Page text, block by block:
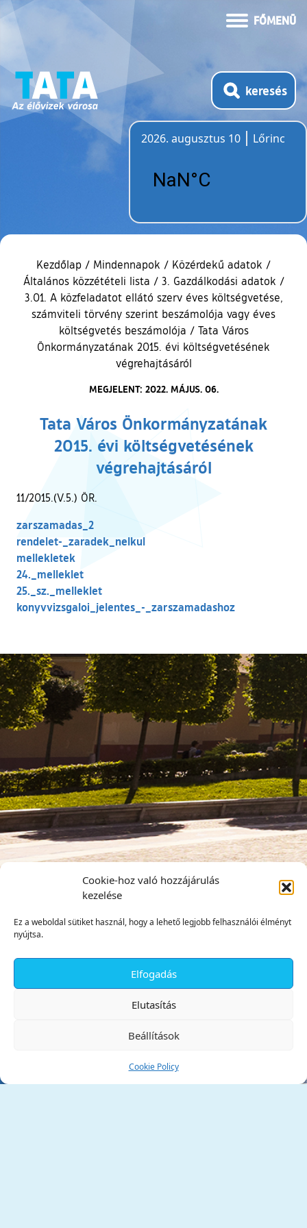
Cookie-hoz való hozzájárulás
kezelése
Ez a weboldal sütiket használ, hogy a lehető legjobb felhasználói élményt
nyújtsa.
Elfogadás
Elutasítás
Beállítások
Cookie Policy
FŐMENÜ
keresés
2026. augusztus 10
Lőrinc
Kezdőlap / Mindennapok / Közérdekű adatok /
Általános közzétételi lista / 3. Gazdálkodási adatok /
3.01. A közfeladatot ellátó szerv éves költségvetése,
számviteli törvény szerint beszámolója vagy éves
költségvetés beszámolója / Tata Város
Önkormányzatának 2015. évi költségvetésének
végrehajtásáról
MEGJELENT: 2022. MÁJUS. 06.
Tata Város Önkormányzatának
2015. évi költségvetésének
végrehajtásáról
11/2015.(V.5.) ÖR.
zarszamadas_2
rendelet-_zaradek_nelkul
mellekletek
24._melleklet
25._sz._melleklet
konyvvizsgaloi_jelentes_-_zarszamadashoz
Tata Város Önkormányzata
✕